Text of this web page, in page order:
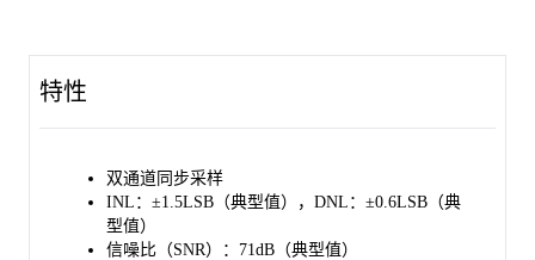
的时钟占空比。
特性
双通道同步采样
INL：±1.5LSB（典型值），DNL：±0.6LSB（典
型值）
信噪比（SNR）：71dB（典型值）